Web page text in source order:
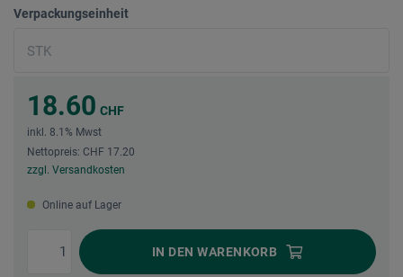
Verpackungseinheit
18.60 CHF
inkl. 8.1% Mwst
Nettopreis: CHF 17.20
zzgl. Versandkosten
Online auf Lager
IN DEN WARENKORB